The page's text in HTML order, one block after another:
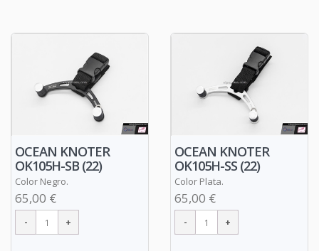
OCEAN KNOTER
OK105H-SB (22)
Color Negro.
65,00 €
OCEAN KNOTER
OK105H-SS (22)
Color Plata.
65,00 €